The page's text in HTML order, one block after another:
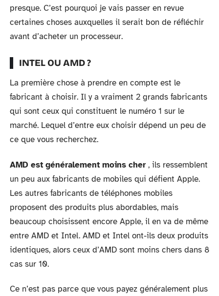
presque. C’est pourquoi je vais passer en revue
certaines choses auxquelles il serait bon de réfléchir
avant d’acheter un processeur.
INTEL OU AMD ?
La première chose à prendre en compte est le
fabricant à choisir. Il y a vraiment 2 grands fabricants
qui sont ceux qui constituent le numéro 1 sur le
marché. Lequel d’entre eux choisir dépend un peu de
ce que vous recherchez.
AMD est généralement moins cher , ils ressemblent
un peu aux fabricants de mobiles qui défient Apple.
Les autres fabricants de téléphones mobiles
proposent des produits plus abordables, mais
beaucoup choisissent encore Apple, il en va de même
entre AMD et Intel. AMD et Intel ont-ils deux produits
identiques, alors ceux d’AMD sont moins chers dans 8
cas sur 10.
Ce n’est pas parce que vous payez généralement plus